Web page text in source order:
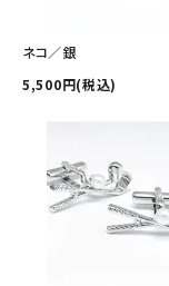
ネコ／銀
5,500円(税込)